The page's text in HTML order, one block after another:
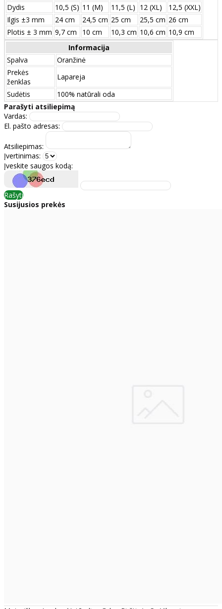
Dydis
10,5 (S) 11 (M) 11,5 (L) 12 (XL)
12,5 (XXL)
Ilgis ±3 mm
24 сm 24,5 сm 25 сm 25,5 сm 26 сm
Plotis ± 3 mm 9,7 сm 10 сm 10,3 сm 10,6 сm 10,9 сm
Informacija
Spalva
Oranžinė
Prekės
ženklas
Lapareja
Sudėtis
100% natūrali oda
Parašyti atsiliepimą
Vardas:
El. pašto adresas:
Atsiliepimas:
Įvertinimas:
Įveskite saugos kodą:
Rašyti
Susijusios prekės